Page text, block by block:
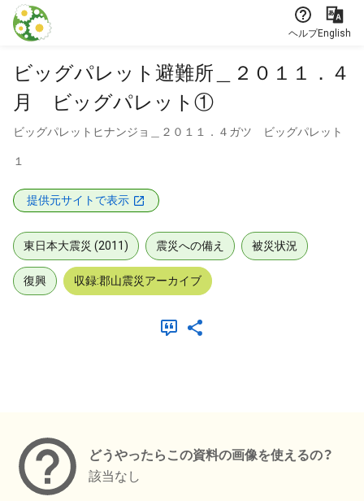
本文に飛ぶ
ヘルプEnglish
ビッグパレット避難所＿２０１１．４
月 ビッグパレット①
ビッグパレットヒナンジョ＿２０１１．４ガツ ビッグパレット
１
提供元サイトで表示
東日本大震災 (2011) 震災への備え 被災状況
復興 収録:郡山震災アーカイブ
どうやったらこの資料の画像を使えるの？
該当なし